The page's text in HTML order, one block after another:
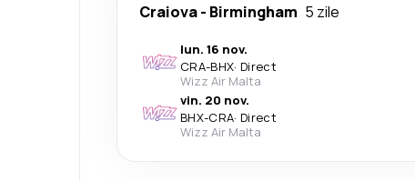
Craiova- Birmingham 5 zile
lun. 16 nov.
CRA-BHX· Direct
Wizz Air Malta
vin. 20 nov.
BHX-CRA· Direct
Wizz Air Malta